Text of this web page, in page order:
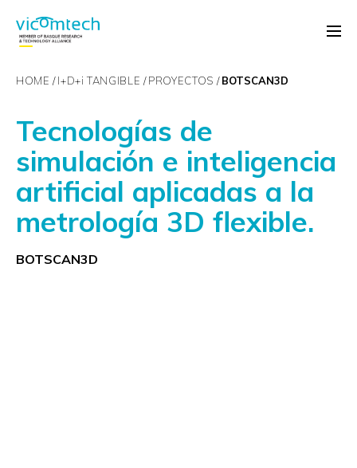
HOME I+D+i TANGIBLE PROYECTOS BOTSCAN3D
Tecnologías de
simulación e inteligencia
artificial aplicadas a la
metrología 3D flexible.
BOTSCAN3D